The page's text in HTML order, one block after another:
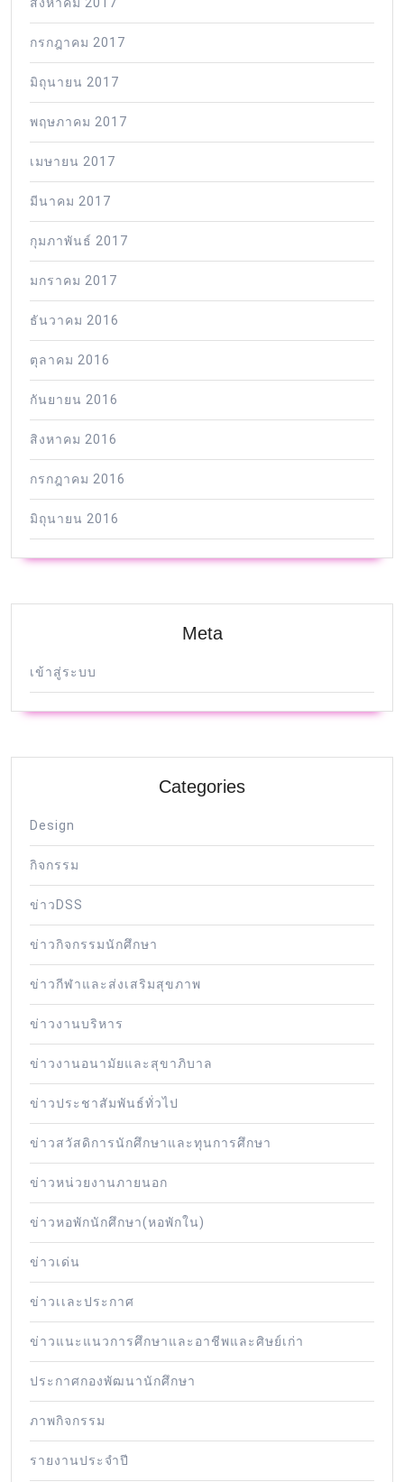
สิงหาคม 2017
กรกฎาคม 2017
มิถุนายน 2017
พฤษภาคม 2017
เมษายน 2017
มีนาคม 2017
กุมภาพันธ์ 2017
มกราคม 2017
ธันวาคม 2016
ตุลาคม 2016
กันยายน 2016
สิงหาคม 2016
กรกฎาคม 2016
มิถุนายน 2016
Meta
เข้าสู่ระบบ
Categories
Design
กิจกรรม
ข่าวDSS
ข่าวกิจกรรมนักศึกษา
ข่าวกีฬาและส่งเสริมสุขภาพ
ข่าวงานบริหาร
ข่าวงานอนามัยและสุขาภิบาล
ข่าวประชาสัมพันธ์ทั่วไป
ข่าวสวัสดิการนักศึกษาและทุนการศึกษา
ข่าวหน่วยงานภายนอก
ข่าวหอพักนักศึกษา(หอพักใน)
ข่าวเด่น
ข่าวเเละประกาศ
ข่าวแนะแนวการศึกษาและอาชีพและศิษย์เก่า
ประกาศกองพัฒนานักศึกษา
ภาพกิจกรรม
รายงานประจำปี